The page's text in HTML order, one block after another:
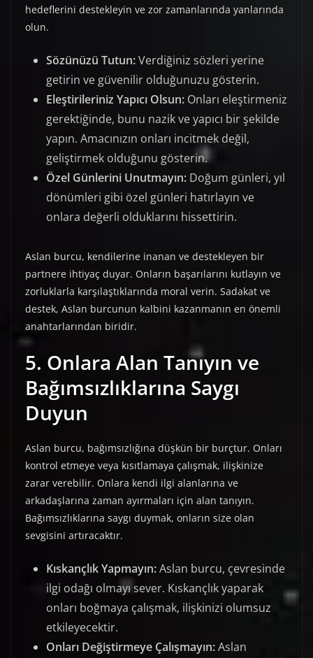
hedeflerini destekleyin ve zor zamanlarında yanlarında
olun.
Sözünüzü Tutun:Verdiğiniz sözleri yerine
getirin ve güvenilir olduğunuzu gösterin.
Eleştirileriniz Yapıcı Olsun: Onları eleştirmeniz
gerektiğinde, bunu nazik ve yapıcı bir şekilde
yapın. Amacınızın onları incitmek değil,
geliştirmek olduğunu gösterin.
Özel Günlerini Unutmayın: Doğum günleri, yıl
dönümleri gibi özel günleri hatırlayın ve
onlara değerli olduklarını hissettirin.
Aslan burcu, kendilerine inanan ve destekleyen bir
partnere ihtiyaç duyar. Onların başarılarını kutlayın ve
zorluklarla karşılaştıklarında moral verin. Sadakat ve
destek, Aslan burcunun kalbini kazanmanın en önemli
anahtarlarından biridir.
5. Onlara Alan Tanıyın ve
Bağımsızlıklarına Saygı
Duyun
Aslan burcu, bağımsızlığına düşkün bir burçtur. Onları
kontrol etmeye veya kısıtlamaya çalışmak, ilişkinize
zarar verebilir. Onlara kendi ilgi alanlarına ve
arkadaşlarına zaman ayırmaları için alan tanıyın.
Bağımsızlıklarına saygı duymak, onların size olan
sevgisini artıracaktır.
Kıskançlık Yapmayın:Aslan burcu, çevresinde
ilgi odağı olmayı sever. Kıskançlık yaparak
onları boğmaya çalışmak, ilişkinizi olumsuz
etkileyecektir.
Onları Değiştirmeye Çalışmayın:Aslan